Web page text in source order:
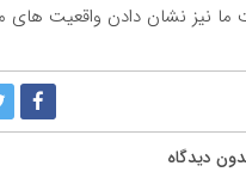
ما نیز نشان دادن واقعیت
دیدگاه